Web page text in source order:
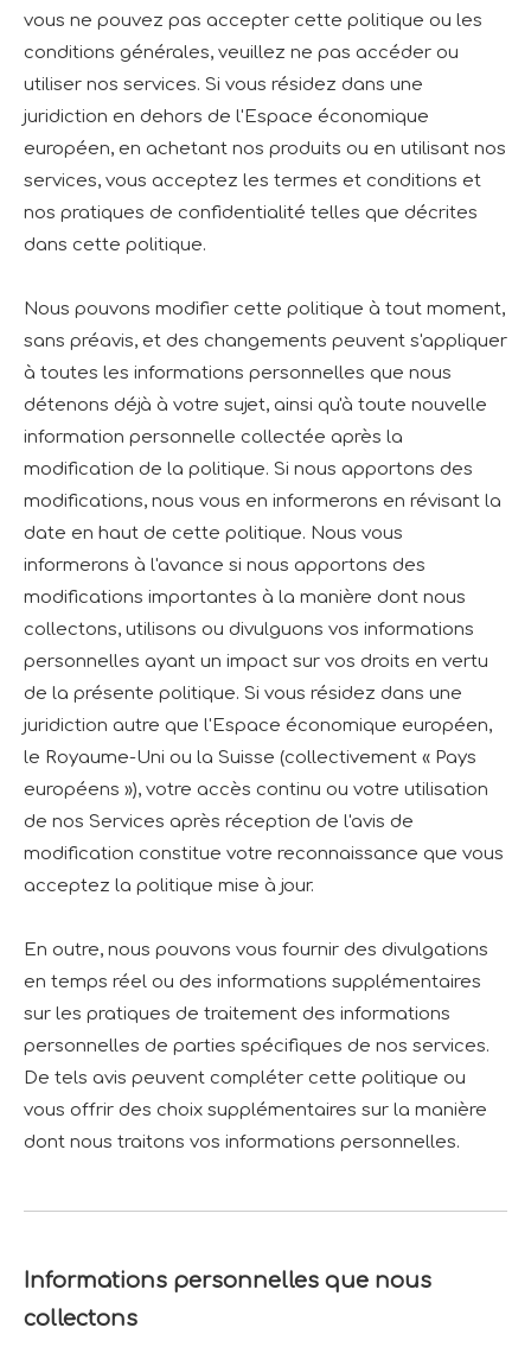
vous ne pouvez pas accepter cette politique ou les
conditions générales, veuillez ne pas accéder ou
utiliser nos services. Si vous résidez dans une
juridiction en dehors de l'Espace économique
européen, en achetant nos produits ou en utilisant nos
services, vous acceptez les termes et conditions et
nos pratiques de confidentialité telles que décrites
dans cette politique.
Nous pouvons modifier cette politique à tout moment,
sans préavis, et des changements peuvent s'appliquer
à toutes les informations personnelles que nous
détenons déjà à votre sujet, ainsi qu'à toute nouvelle
information personnelle collectée après la
modification de la politique. Si nous apportons des
modifications, nous vous en informerons en révisant la
date en haut de cette politique. Nous vous
informerons à l'avance si nous apportons des
modifications importantes à la manière dont nous
collectons, utilisons ou divulguons vos informations
personnelles ayant un impact sur vos droits en vertu
de la présente politique. Si vous résidez dans une
juridiction autre que l'Espace économique européen,
le Royaume-Uni ou la Suisse (collectivement « Pays
européens »), votre accès continu ou votre utilisation
de nos Services après réception de l'avis de
modification constitue votre reconnaissance que vous
acceptez la politique mise à jour.
En outre, nous pouvons vous fournir des divulgations
en temps réel ou des informations supplémentaires
sur les pratiques de traitement des informations
personnelles de parties spécifiques de nos services.
De tels avis peuvent compléter cette politique ou
vous offrir des choix supplémentaires sur la manière
dont nous traitons vos informations personnelles.
Informations personnelles que nous
collectons